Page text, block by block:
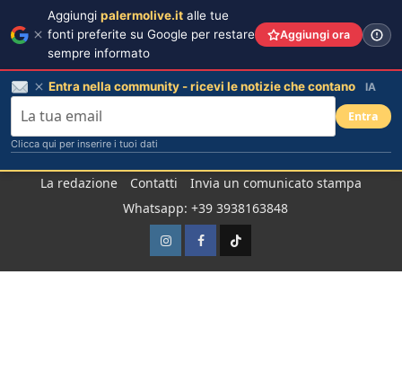
La redazione Contatti
Invia un comunicato stampa
Whatsapp: +39 3938163848
InstagramFacebook
TikTok
Aggiungi palermolive.it alle tue
fonti preferite su Google per restare
sempre informato
Aggiungi ora
Entra nella community - ricevi le notizie che contano IA
Entra
Clicca qui per inserire i tuoi dati